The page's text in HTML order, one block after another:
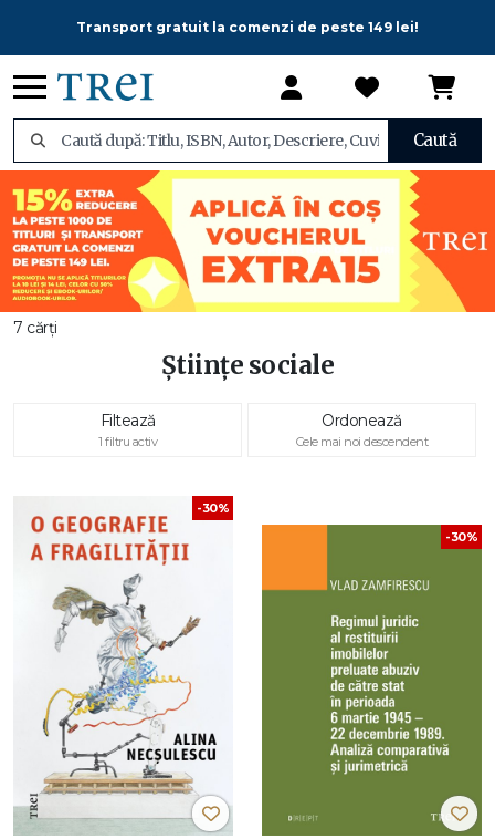
Transport gratuit la comenzi de peste 149 lei!
Caută
7 cărți
Științe sociale
Filtează
1 filtru activ
Ordonează
Cele mai noi descendent
-30%
-30%